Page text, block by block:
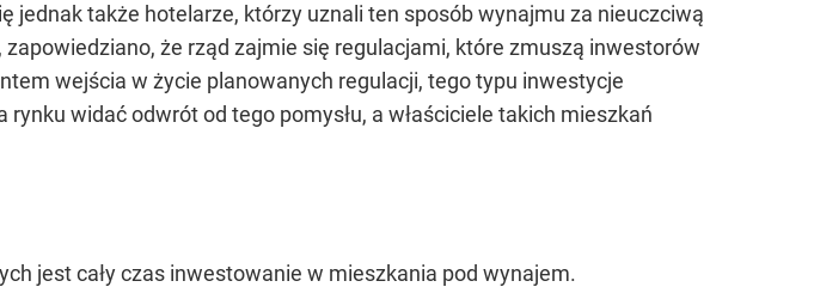
jednak także hotelarze, którzy uznali ten sposób wynajmu za nieuczciwą
że rząd zajmie się regulacjami, które zmuszą inwestorów
wejścia w życie planowanych regulacji, tego typu inwestycje
widać odwrót od tego pomysłu, a właściciele takich mieszkań
jest cały czas inwestowanie w mieszkania pod wynajem.